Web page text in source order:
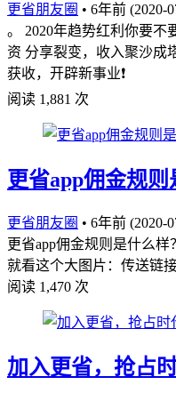
更省朋友圈 • 6年前 (2020-
。 2020年趋势红利你要不
资 分享裂变，收入聚沙成
获收，开辟新事业❗
阅读 1,881 次
更省app佣金规则
更省朋友圈 • 6年前 (2020-
更省app佣金规则是什么
就看这个大图片：传送链
阅读 1,470 次
加入更省，抢占